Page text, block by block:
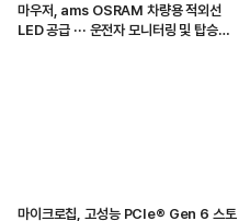
마우저, ams OSRAM 차량용 적외선
LED 공급 ··· 운전자 모니터링 및 탑승자
마이크로칩, 고성능 PCIe® Gen 6 스토